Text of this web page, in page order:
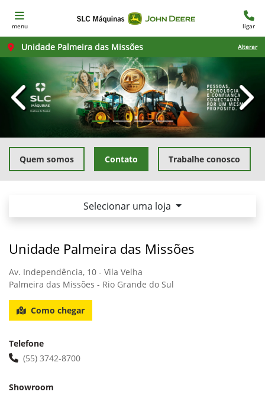
menu ligar
Unidade Palmeira das Missões Alterar
templates.template-
Quem somos Contato Trabalhe conosco
Selecionar uma loja
Unidade Palmeira das Missões
Av. Independência, 10 - Vila Velha
Palmeira das Missões - Rio Grande do Sul
Como chegar
Telefone
(55) 3742-8700
Showroom